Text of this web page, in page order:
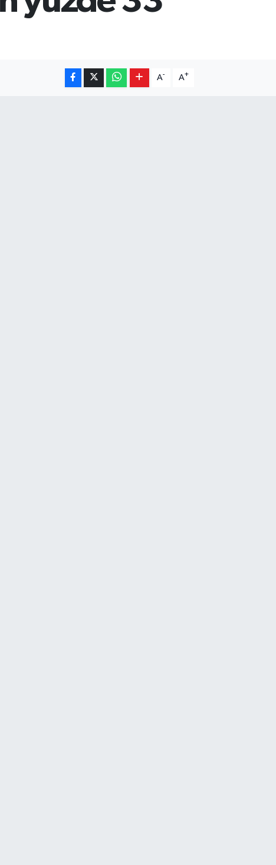
A- A+